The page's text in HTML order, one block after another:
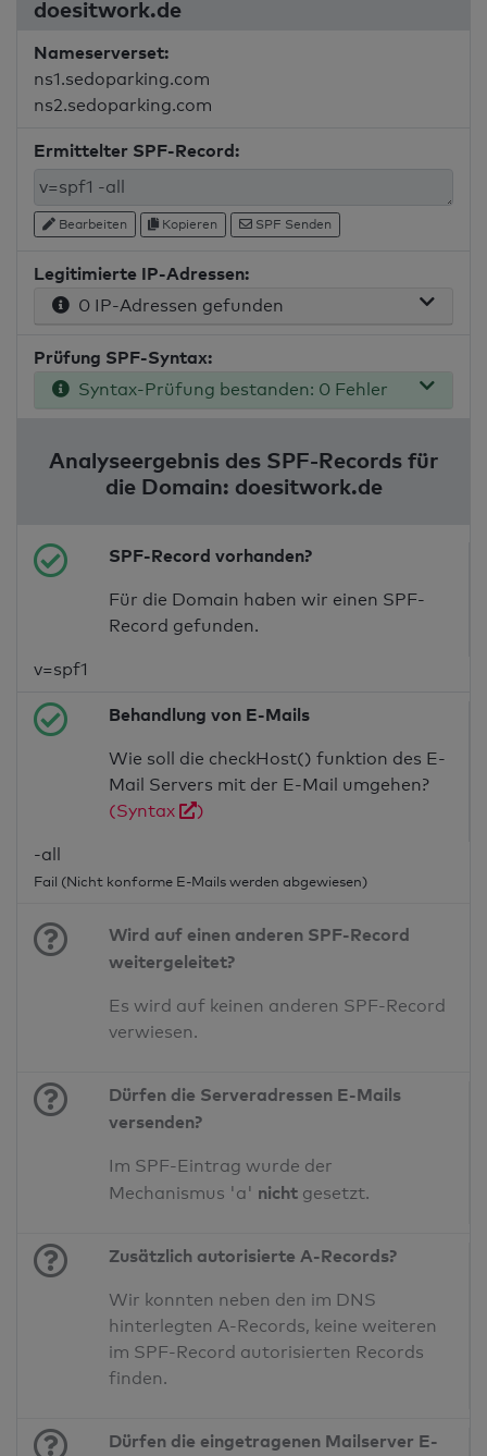
doesitwork.de
Nameserverset:
ns1.sedoparking.com
ns2.sedoparking.com
Ermittelter SPF-Record:
Bearbeiten Kopieren SPF Senden
Legitimierte IP-Adressen:
0 IP-Adressen gefunden
Prüfung SPF-Syntax:
Syntax-Prüfung bestanden: 0 Fehler
Analyseergebnis des SPF-Records für
die Domain: doesitwork.de
SPF-Record vorhanden?
Für die Domain haben wir einen SPF-
Record gefunden.
v=spf1
Behandlung von E-Mails
Wie soll die checkHost() funktion des E-
Mail Servers mit der E-Mail umgehen?
(Syntax
)
-all
Fail (Nicht konforme E-Mails werden abgewiesen)
Wird auf einen anderen SPF-Record
weitergeleitet?
Es wird auf keinen anderen SPF-Record
verwiesen.
Dürfen die Serveradressen E-Mails
versenden?
Im SPF-Eintrag wurde der
Mechanismus 'a' nicht gesetzt.
Zusätzlich autorisierte A-Records?
Wir konnten neben den im DNS
hinterlegten A-Records, keine weiteren
im SPF-Record autorisierten Records
finden.
Dürfen die eingetragenen Mailserver E-